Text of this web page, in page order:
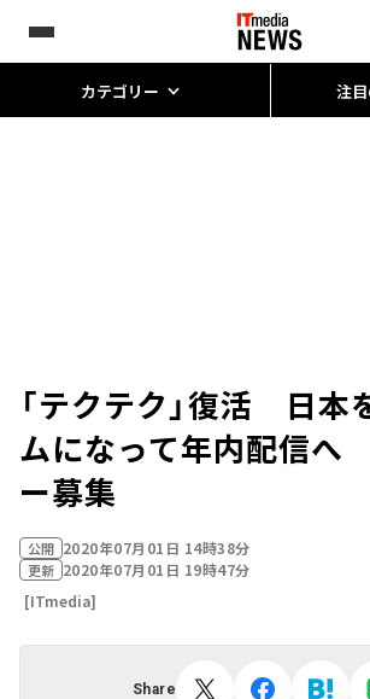
カテゴリー 注
「テクテク」復活 日本
ムになって年内配信
ー募集
公開 2020年07月01日 14時38分
更新 2020年07月01日 19時47分
[ITmedia]
Share